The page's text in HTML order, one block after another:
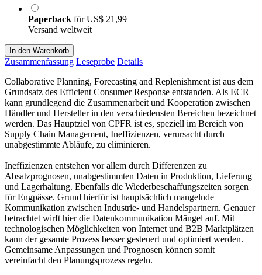
Paperback fürUS$ 21,99
Versand weltweit
In den Warenkorb
Zusammenfassung Leseprobe Details
Collaborative Planning, Forecasting and Replenishment ist aus dem
Grundsatz des Efficient Consumer Response entstanden. Als ECR
kann grundlegend die Zusammenarbeit und Kooperation zwischen
Händler und Hersteller in den verschiedensten Bereichen bezeichnet
werden. Das Hauptziel von CPFR ist es, speziell im Bereich von
Supply Chain Management, Ineffizienzen, verursacht durch
unabgestimmte Abläufe, zu eliminieren.
Ineffizienzen entstehen vor allem durch Differenzen zu
Absatzprognosen, unabgestimmten Daten in Produktion, Lieferung
und Lagerhaltung. Ebenfalls die Wiederbeschaffungszeiten sorgen
für Engpässe. Grund hierfür ist hauptsächlich mangelnde
Kommunikation zwischen Industrie- und Handelspartnern. Genauer
betrachtet wirft hier die Datenkommunikation Mängel auf. Mit
technologischen Möglichkeiten von Internet und B2B Marktplätzen
kann der gesamte Prozess besser gesteuert und optimiert werden.
Gemeinsame Anpassungen und Prognosen können somit
vereinfacht den Planungsprozess regeln.